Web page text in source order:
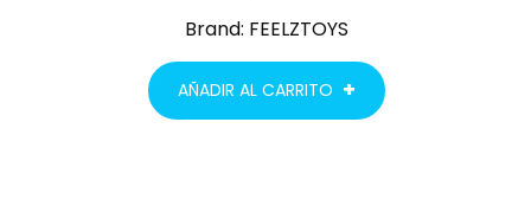
Brand: FEELZTOYS
AÑADIR AL CARRITO